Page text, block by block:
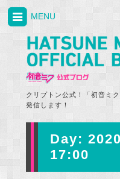
クリプトン公式！「初音ミ
発信します！
MENU
Day:
17:00